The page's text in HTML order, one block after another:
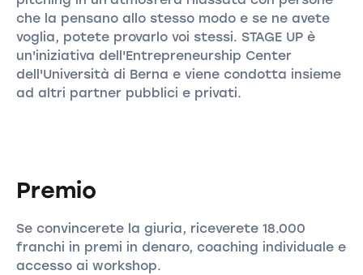
che la pensano allo stesso modo e se ne avete
voglia, potete provarlo voi stessi. STAGE UP è
un'iniziativa dell'Entrepreneurship Center
dell'Università di Berna e viene condotta insieme
ad altri partner pubblici e privati.
Premio
Se convincerete la giuria, riceverete 18.000
franchi in premi in denaro, coaching individuale e
accesso ai workshop.